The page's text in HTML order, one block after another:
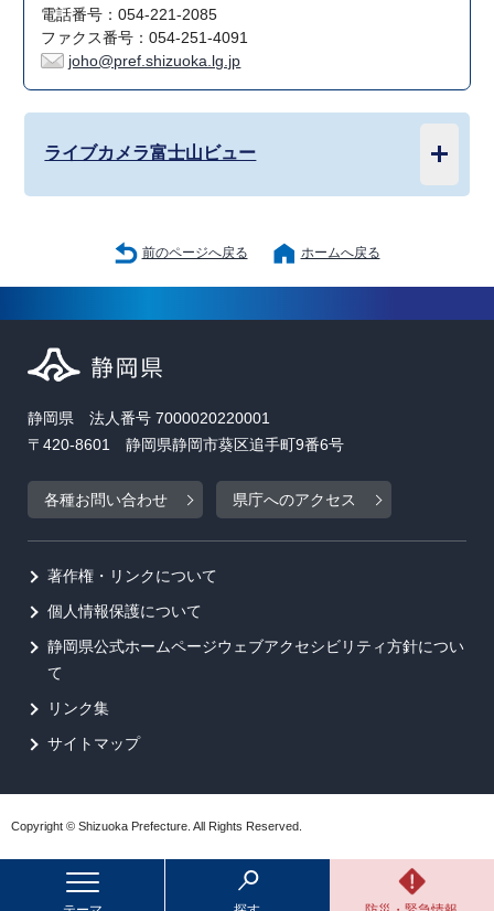
電話番号：054-221-2085
ファクス番号：054-251-4091
joho@pref.shizuoka.lg.jp
ライブカメラ富士山ビュー
前のページへ戻る ホームへ戻る
静岡県 法人番号 7000020220001
〒420-8601 静岡県静岡市葵区追手町9番6号
各種お問い合わせ 県庁へのアクセス
著作権・リンクについて
個人情報保護について
静岡県公式ホームページウェブアクセシビリティ方針につい
て
リンク集
サイトマップ
Copyright © Shizuoka Prefecture. All Rights Reserved.